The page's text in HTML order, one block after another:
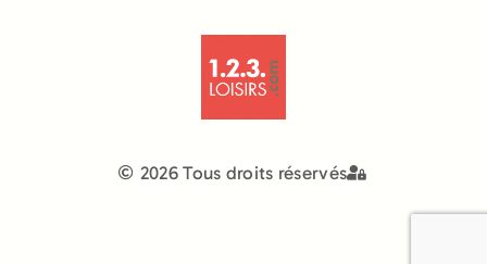
2026 Tous droits réservés